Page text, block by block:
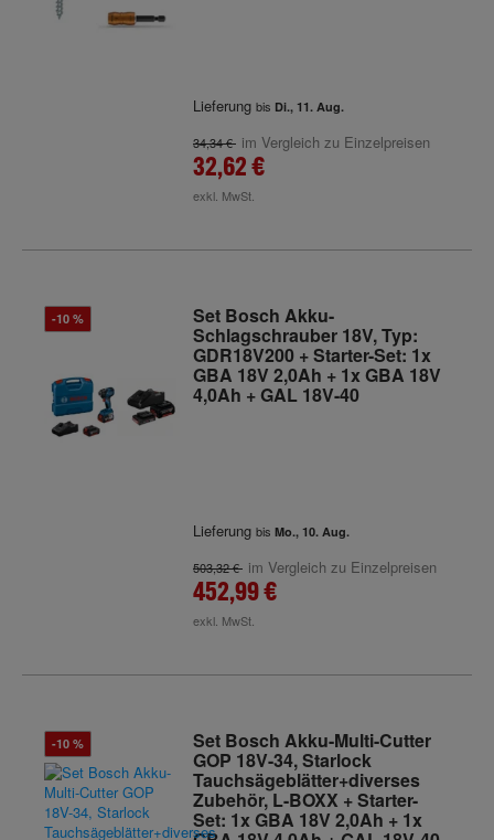
Lieferung bis Di., 11. Aug.
34,34 € im Vergleich zu Einzelpreisen
32,62 €
exkl. MwSt.
-10 % Set Bosch Akku-
Schlagschrauber 18V, Typ:
GDR18V200 + Starter-Set: 1x
GBA 18V 2,0Ah + 1x GBA 18V
4,0Ah + GAL 18V-40
Lieferung bis Mo., 10. Aug.
503,32 € im Vergleich zu Einzelpreisen
452,99 €
exkl. MwSt.
-10 % Set Bosch Akku-Multi-Cutter
GOP 18V-34, Starlock
Tauchsägeblätter+diverses
Zubehör, L-BOXX + Starter-
Set: 1x GBA 18V 2,0Ah + 1x